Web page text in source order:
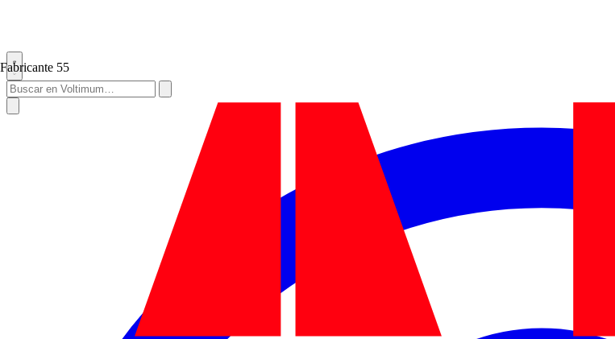
Fabricante 55